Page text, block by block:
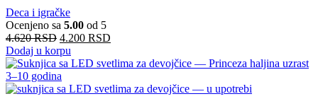
Deca i igračke
Ocenjeno sa 5.00 od 5
4.620RSD 4.200 RSD
Dodaj u korpu